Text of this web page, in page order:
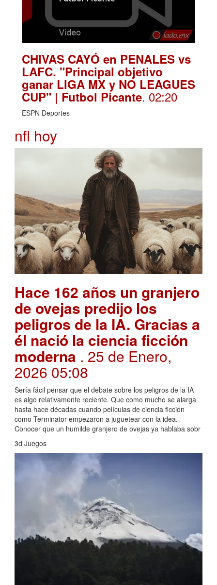
CHIVAS CAYÓ en PENALES vs
LAFC. "Principal objetivo
ganar LIGA MX y NO LEAGUES
CUP" | Futbol Picante. 02:20
ESPN Deportes
nfl hoy
Hace 162 años un granjero
de ovejas predijo los
peligros de la IA. Gracias a
él nació la ciencia ficción
moderna . 25 de Enero,
2026 05:08
Sería fácil pensar que el debate sobre los peligros de la IA
es algo relativamente reciente. Que como mucho se alarga
hasta hace décadas cuando películas de ciencia ficción
como Terminator empezaron a juguetear con la idea.
Conocer que un humilde granjero de ovejas ya hablaba sobr
3d Juegos